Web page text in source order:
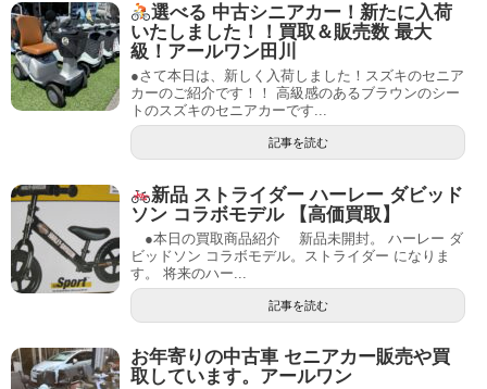
選べる 中古シニアカー！新たに入荷
いたしました！！買取＆販売数 最大
級！アールワン田川
●さて本日は、新しく入荷しました！スズキのセニア
カーのご紹介です！！ 高級感のあるブラウンのシー
トのスズキのセニアカーです...
記事を読む
新品 ストライダー ハーレー ダビッド
ソン コラボモデル 【高価買取】
●本日の買取商品紹介 新品未開封。 ハーレー ダ
ビッドソン コラボモデル。ストライダー になりま
す。 将来のハー...
記事を読む
お年寄りの中古車 セニアカー販売や買
取しています。アールワン